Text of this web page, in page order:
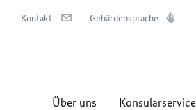
Kontakt Gebärdensprache
Über uns Konsularservice